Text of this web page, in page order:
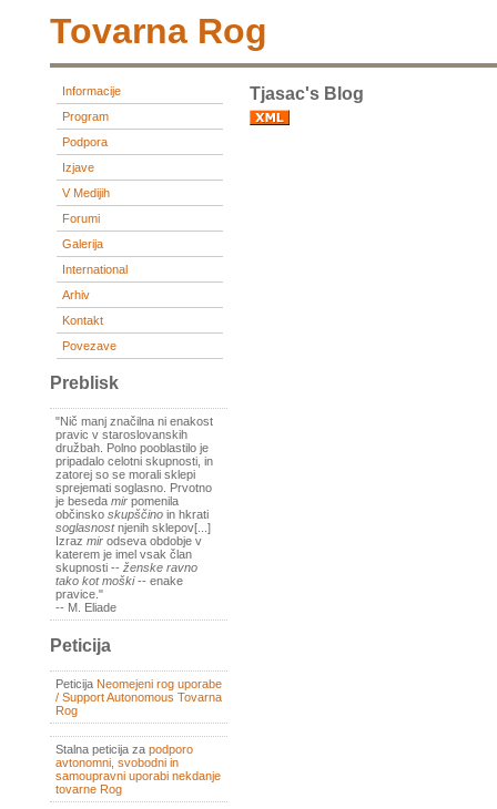
Tovarna Rog
Informacije
Program
Podpora
Izjave
V Medijih
Forumi
Galerija
International
Arhiv
Kontakt
Povezave
Preblisk
"Nič manj značilna ni enakost
pravic v staroslovanskih
družbah. Polno pooblastilo je
pripadalo celotni skupnosti, in
zatorej so se morali sklepi
sprejemati soglasno. Prvotno
je beseda mir pomenila
občinsko skupščino in hkrati
soglasnostnjenih sklepov[...]
Izraz mir odseva obdobje v
katerem je imel vsak član
skupnosti -- ženske ravno
tako kot moški-- enake
pravice."
-- M. Eliade
Peticija
Peticija Neomejeni rog uporabe
/ Support Autonomous Tovarna
Rog
Stalna peticija za podporo
avtonomni, svobodni in
samoupravni uporabi nekdanje
tovarne Rog
Tjasac's Blog